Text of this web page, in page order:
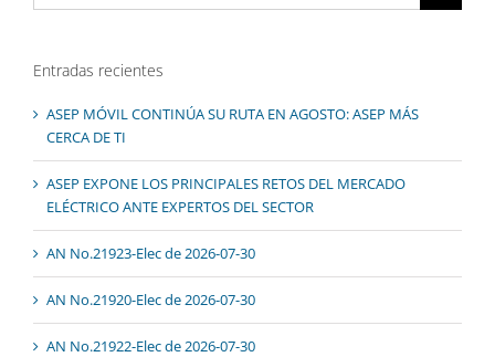
Entradas recientes
ASEP MÓVIL CONTINÚA SU RUTA EN AGOSTO: ASEP MÁS
CERCA DE TI
ASEP EXPONE LOS PRINCIPALES RETOS DEL MERCADO
ELÉCTRICO ANTE EXPERTOS DEL SECTOR
AN No.21923-Elec de 2026-07-30
AN No.21920-Elec de 2026-07-30
AN No.21922-Elec de 2026-07-30